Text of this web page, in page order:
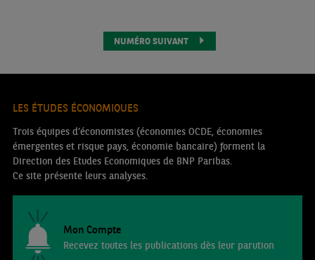
NUMÉRO SUIVANT
LES ÉTUDES ÉCONOMIQUES
Trois équipes d’économistes (économies OCDE, économies
émergentes et risque pays, économie bancaire) forment la
Direction des Etudes Economiques de BNP Paribas.
Ce site présente leurs analyses.
Mon Compte
Recevez toutes les publications dès leur parution